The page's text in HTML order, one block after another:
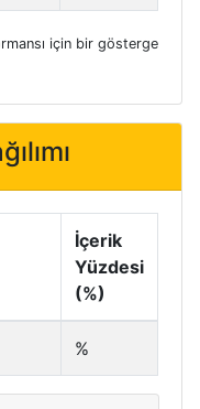
için bir gösterge
İçerik
Yüzdesi
(%)
%